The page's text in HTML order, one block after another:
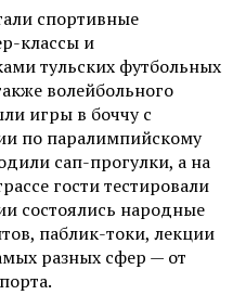
спортивные
классы и
тульских футбольных
волейбольного
игры в боччу с
по паралимпийскому
сап-прогулки, а на
гости тестировали
состоялись народные
паблик-токи, лекции
разных сфер — от